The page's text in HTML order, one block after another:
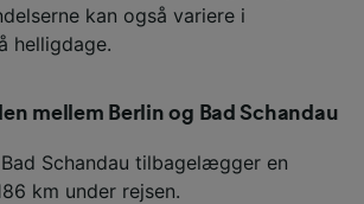
kan også variere i
helligdage.
mellem Berlin og Bad Schandau
Schandau tilbagelægger en
km under rejsen.